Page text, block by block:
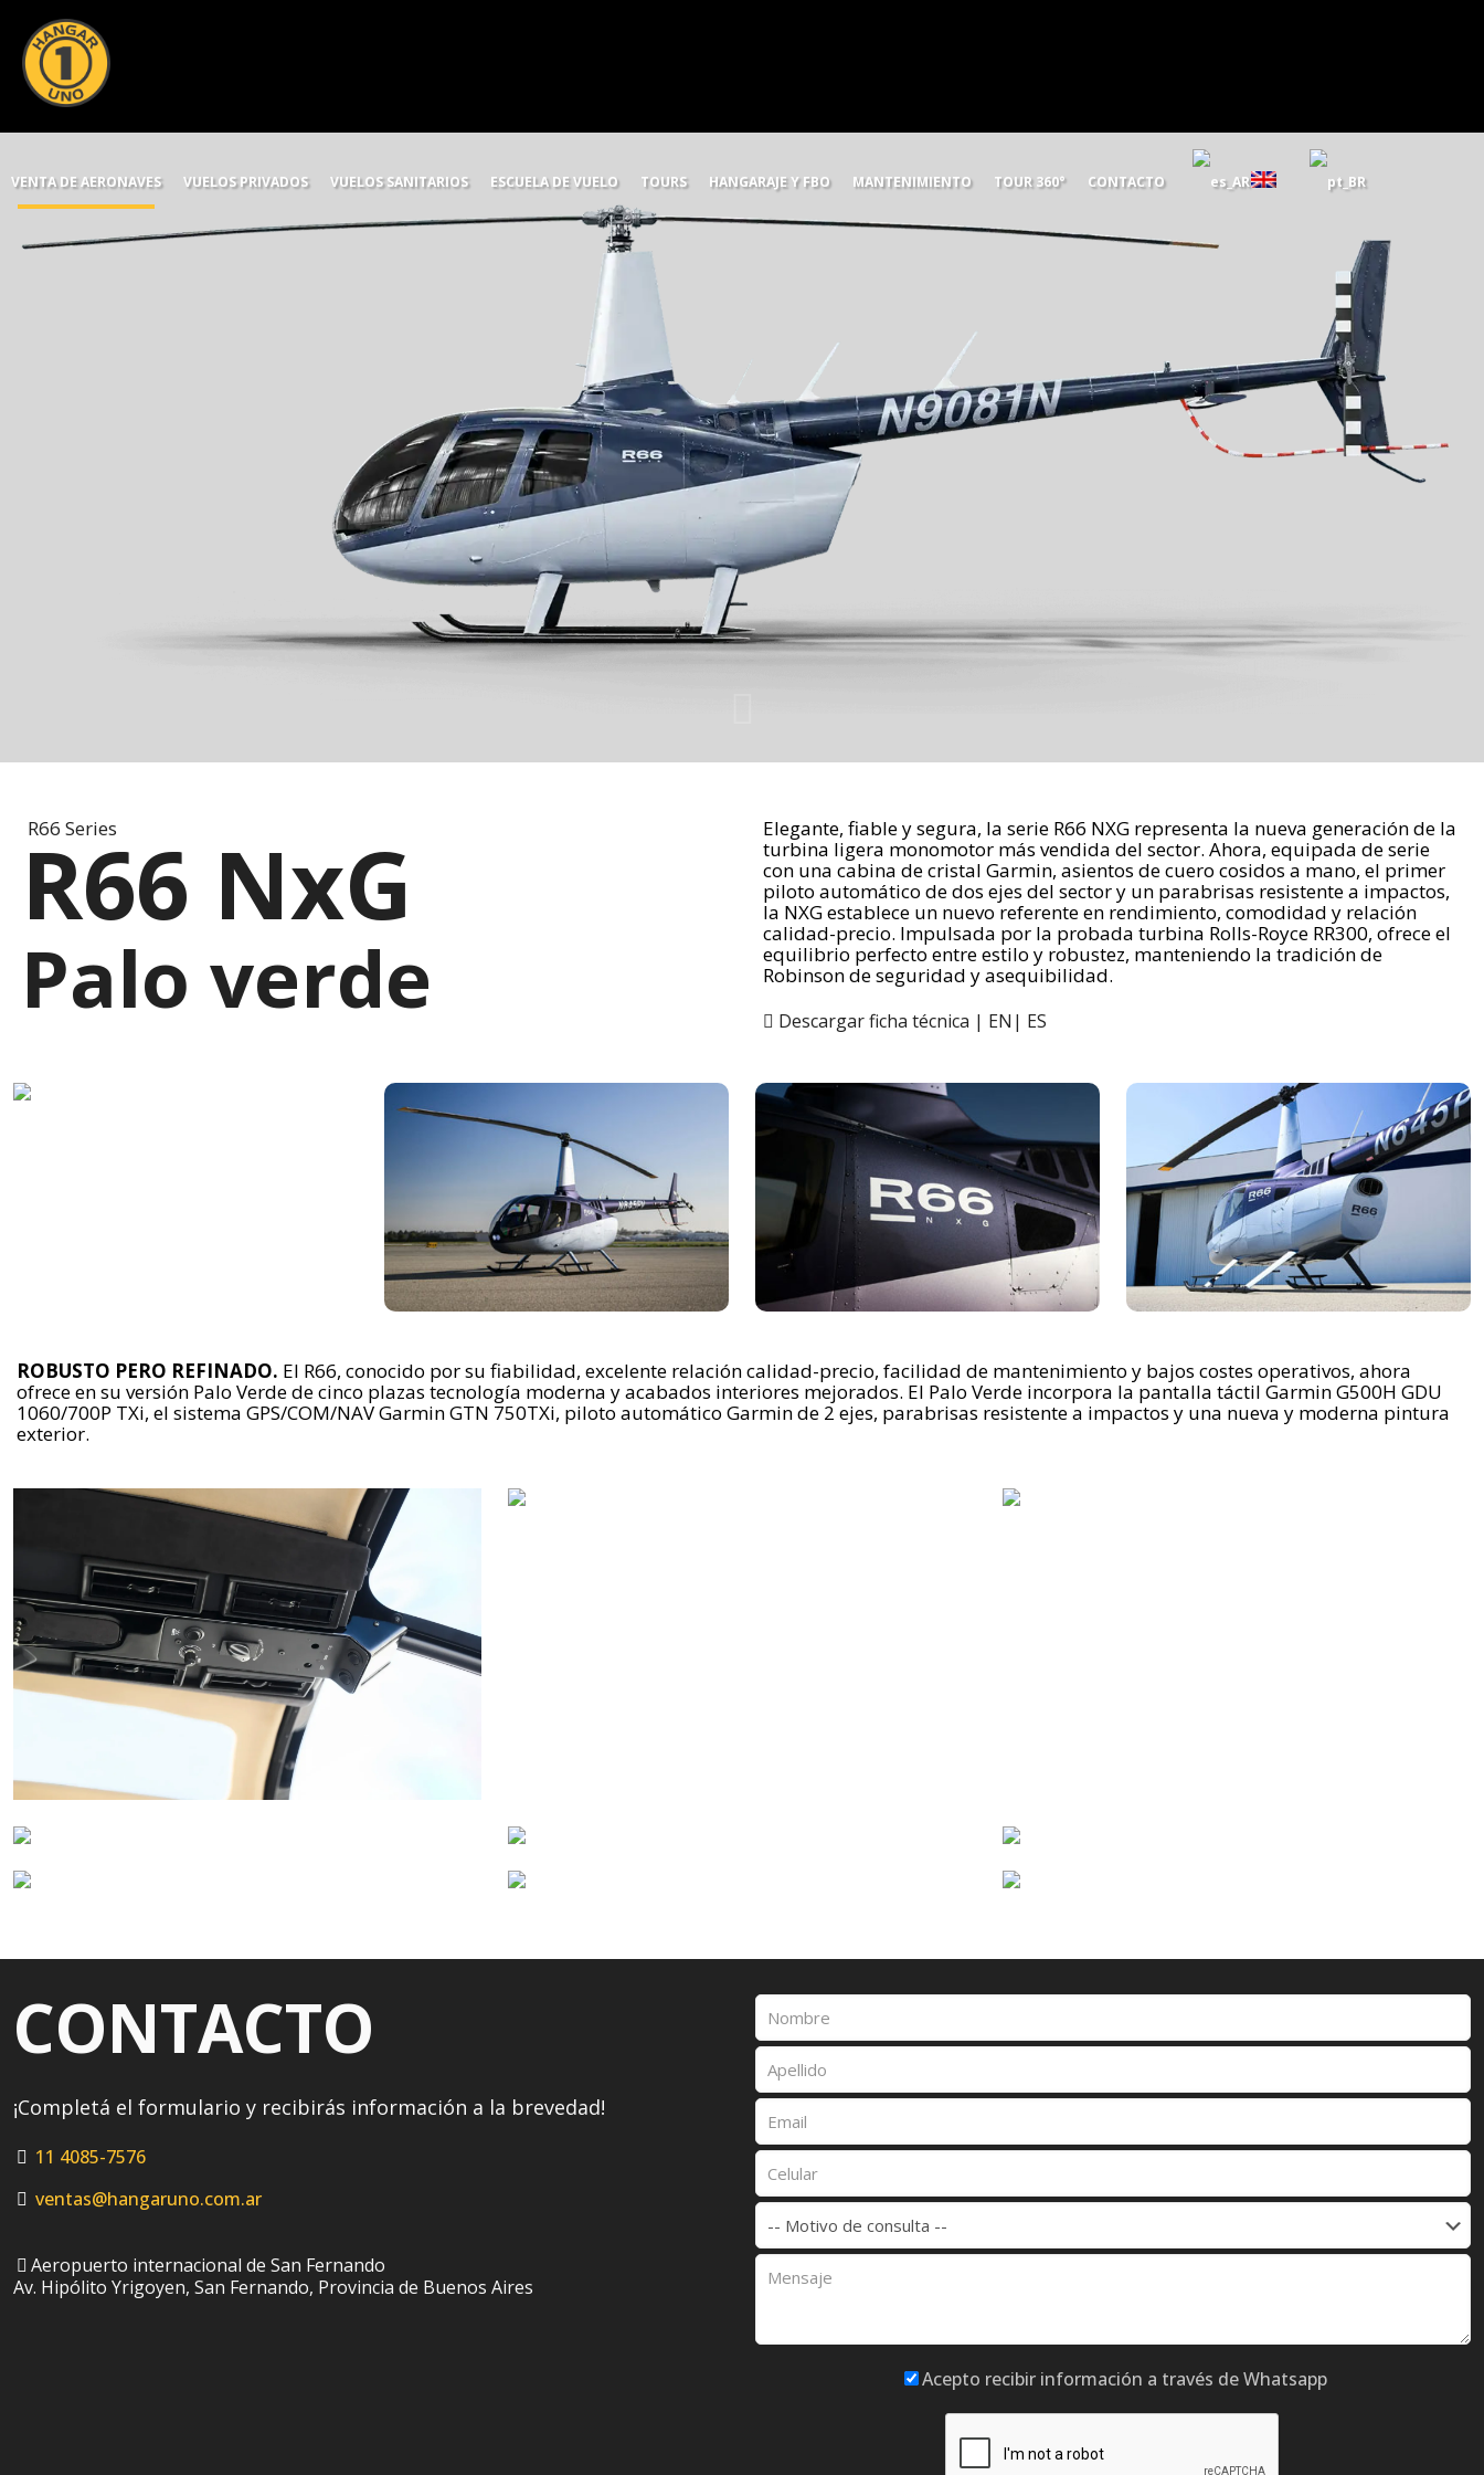
VENTA DE AERONAVES VUELOS PRIVADOS VUELOS SANITARIOS ESCUELA DE VUELO TOURS HANGARAJE Y FBO MANTENIMIENTO TOUR 360° CONTACTO
R66 Series
R66 NxG
Palo verde
Elegante, fiable y segura, la serie R66 NXG representa la nueva generación de la
turbina ligera monomotor más vendida del sector. Ahora, equipada de serie
con una cabina de cristal Garmin, asientos de cuero cosidos a mano, el primer
piloto automático de dos ejes del sector y un parabrisas resistente a impactos,
la NXG establece un nuevo referente en rendimiento, comodidad y relación
calidad-precio. Impulsada por la probada turbina Rolls-Royce RR300, ofrece el
equilibrio perfecto entre estilo y robustez, manteniendo la tradición de
Robinson de seguridad y asequibilidad.
Descargar ficha técnica | EN | ES
ROBUSTO PERO REFINADO. El R66, conocido por su fiabilidad, excelente relación calidad-precio, facilidad de mantenimiento y bajos costes operativos, ahora
ofrece en su versión Palo Verde de cinco plazas tecnología moderna y acabados interiores mejorados. El Palo Verde incorpora la pantalla táctil Garmin G500H GDU
1060/700P TXi, el sistema GPS/COM/NAV Garmin GTN 750TXi, piloto automático Garmin de 2 ejes, parabrisas resistente a impactos y una nueva y moderna pintura
exterior.
CONTACTO
¡Completá el formulario y recibirás información a la brevedad!
11 4085-7576
ventas@hangaruno.com.ar
Aeropuerto internacional de San Fernando
Av. Hipólito Yrigoyen, San Fernando, Provincia de Buenos Aires
Acepto recibir información a través de Whatsapp